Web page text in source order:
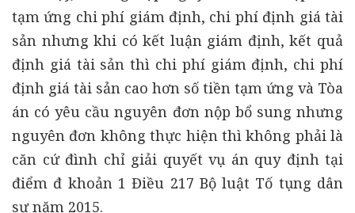
tạm ứng chi phí giám định, chi phí định giá tài
sản nhưng khi có kết luận giám định, kết quả
định giá tài sản thì chi phí giám định, chi phí
định giá tài sản cao hơn số tiền tạm ứng và Tòa
án có yêu cầu nguyên đơn nộp bổ sung nhưng
nguyên đơn không thực hiện thì không phải là
căn cứ đình chỉ giải quyết vụ án quy định tại
điểm đ khoản 1 Điều 217 Bộ luật Tố tụng dân
sự năm 2015.